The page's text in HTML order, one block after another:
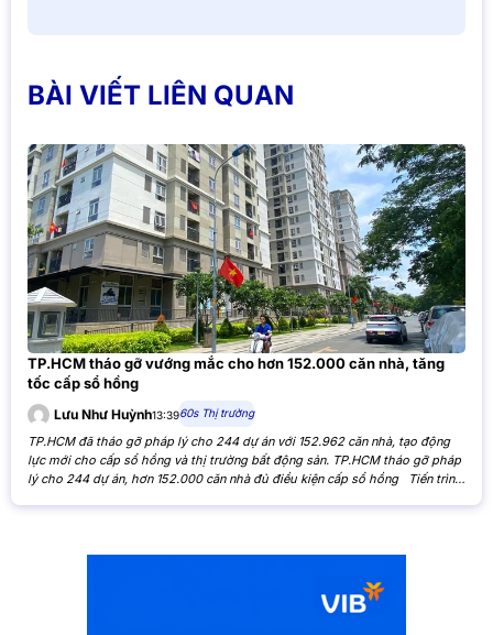
BÀI VIẾT LIÊN QUAN
TP.HCM tháo gỡ vướng mắc cho hơn 152.000 căn nhà, tăng
tốc cấp sổ hồng
Lưu Như Huỳnh13:3960s Thị trường
TP.HCM đã tháo gỡ pháp lý cho 244 dự án với 152.962 căn nhà, tạo động
lực mới cho cấp sổ hồng và thị trường bất động sản. TP.HCM tháo gỡ pháp
lý cho 244 dự án, hơn 152.000 căn nhà đủ điều kiện cấp sổ hồng Tiến trình